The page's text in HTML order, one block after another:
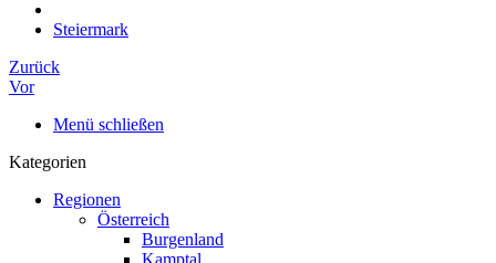
Steiermark
Zurück
Vor
Menü schließen
Kategorien
Regionen
Österreich
Burgenland
Kamptal